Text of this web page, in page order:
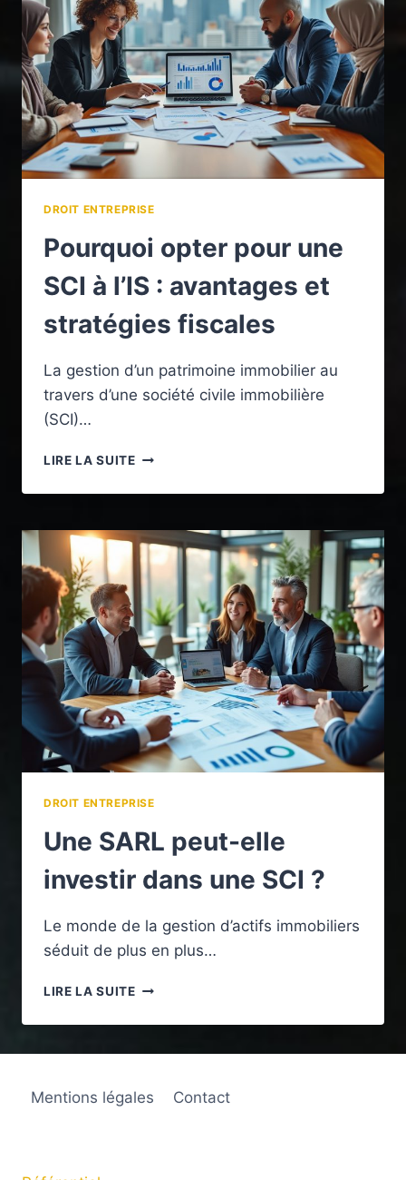
SES
LOCAUX
?
DROIT ENTREPRISE
Pourquoi opter pour une
SCI à l’IS : avantages et
stratégies fiscales
La gestion d’un patrimoine immobilier au
travers d’une société civile immobilière
(SCI)…
LIRE LA SUITEPOURQUOI
POUR
SCI
À
L’IS
AVANTAGES
ET
STRATÉGIES
FISCALES
DROIT ENTREPRISE
Une SARL peut-elle
investir dans une SCI ?
Le monde de la gestion d’actifs immobiliers
séduit de plus en plus…
LIRE LA SUITEUNE
PEUT-
UNE
Mentions légales Contact